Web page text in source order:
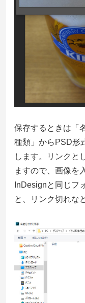
保存するときは「
種類」からPSD形
します。リンクと
ますので、画像を
InDesignと同じフ
と、リンク切れな